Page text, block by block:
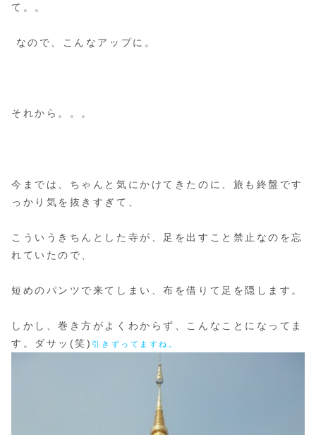
て。。
なので、こんなアップに。
それから。。。
今までは、ちゃんと気にかけてきたのに、旅も終盤です
っかり気を抜きすぎて、
こういうきちんとした寺が、足を出すこと禁止なのを忘
れていたので、
短めのパンツで来てしまい、布を借りて足を隠します。
しかし、巻き方がよくわからず、こんなことになってま
す。ダサッ(笑) 引きずってますね。